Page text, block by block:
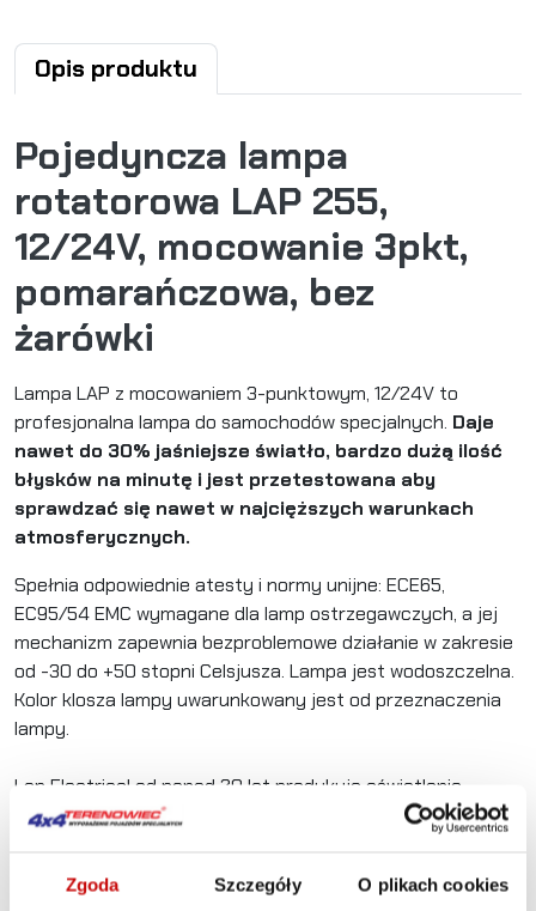
Zgoda Szczegóły O plikach cookies
Opis produktu
Pojedyncza lampa
rotatorowa LAP 255,
12/24V, mocowanie 3pkt,
pomarańczowa, bez
żarówki
Lampa LAP z mocowaniem 3-punktowym, 12/24V to
profesjonalna lampa do samochodów specjalnych. Daje
nawet do 30% jaśniejsze światło, bardzo dużą ilość
błysków na minutę i jest przetestowana aby
sprawdzać się nawet w najcięższych warunkach
atmosferycznych.
Spełnia odpowiednie atesty i normy unijne: ECE65,
EC95/54 EMC wymagane dla lamp ostrzegawczych, a jej
mechanizm zapewnia bezproblemowe działanie w zakresie
od -30 do +50 stopni Celsjusza. Lampa jest wodoszczelna.
Kolor klosza lampy uwarunkowany jest od przeznaczenia
lampy.
Lap Electrical od ponad 20 lat produkuje oświetlenie
przeznaczone m.in. dla sektora motoryzacyjnego oraz
ostrzegawcze.